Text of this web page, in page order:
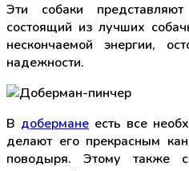
Эти собаки
состоящий из лучших
нескончаемой энергии,
надежности.
В добермане есть все
делают его прекрасным
поводыря. Этому также